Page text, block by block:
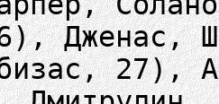
Дженас,
27),